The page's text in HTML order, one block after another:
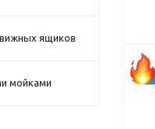
ящиков
мойками